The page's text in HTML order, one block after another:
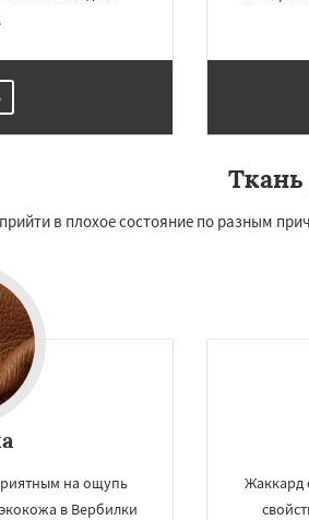
Восход Деденево Жилево
Ильинский
Лотошино Малаховка Менделеевск
в плохое состояние по разным
на ощупь
в Вербилки
Жаккард